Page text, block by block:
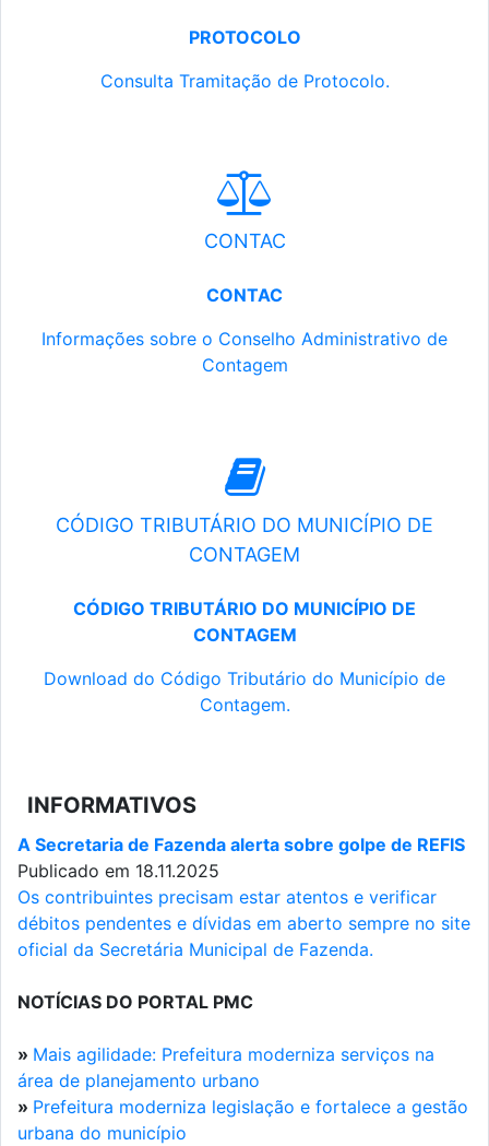
PROTOCOLO
Consulta Tramitação de Protocolo.
CONTAC
CONTAC
Informações sobre o Conselho Administrativo de
Contagem
CÓDIGO TRIBUTÁRIO DO MUNICÍPIO DE
CONTAGEM
CÓDIGO TRIBUTÁRIO DO MUNICÍPIO DE
CONTAGEM
Download do Código Tributário do Município de
Contagem.
INFORMATIVOS
A Secretaria de Fazenda alerta sobre golpe de REFIS
Publicado em 18.11.2025
Os contribuintes precisam estar atentos e verificar
débitos pendentes e dívidas em aberto sempre no site
oficial da Secretária Municipal de Fazenda.
NOTÍCIAS DO PORTAL PMC
» Mais agilidade: Prefeitura moderniza serviços na
área de planejamento urbano
» Prefeitura moderniza legislação e fortalece a gestão
urbana do município